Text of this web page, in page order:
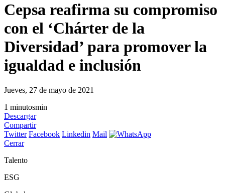
Cepsa reafirma su compromiso
con el ‘Chárter de la
Diversidad’ para promover la
igualdad e inclusión
Jueves, 27 de mayo de 2021
1 minutosmin
Descargar
Compartir
Twitter Facebook Linkedin Mail
Cerrar
Talento
ESG